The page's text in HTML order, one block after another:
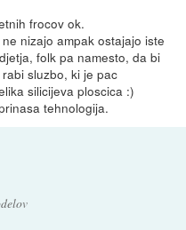
frocov ok.
nizajo ampak ostajajo iste
folk pa namesto, da bi
sluzbo, ki je pac
silicijeva ploscica :)
tehnologija.